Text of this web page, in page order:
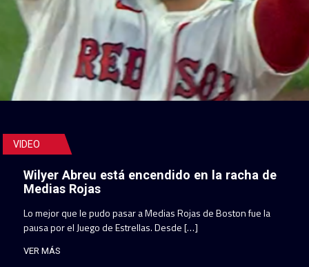
VIDEO
Wilyer Abreu está encendido en la racha de
Medias Rojas
Lo mejor que le pudo pasar a Medias Rojas de Boston fue la
pausa por el Juego de Estrellas. Desde […]
VER MÁS